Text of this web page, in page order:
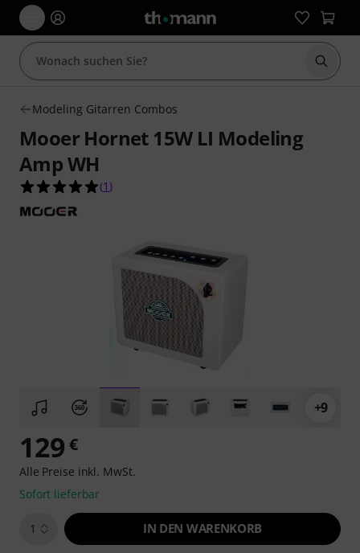
Suche
Modeling Gitarren Combos
Mooer Hornet 15W LI Modeling
Amp WH
5.0 von 5 Sternen aus 1 Kundenbewertungen
(1 )
+9
129 €
Alle Preise inkl. MwSt.
Sofort lieferbar
1 IN DEN WARENKORB